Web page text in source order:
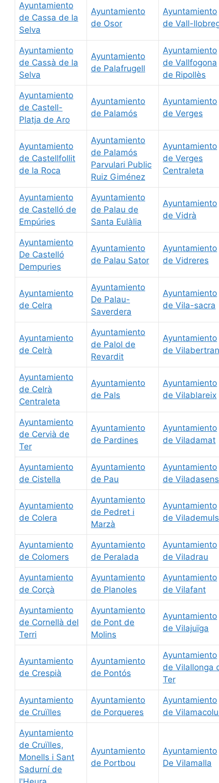
Ayuntamiento
de Cassa de la
Selva
Ayuntamiento
de Osor
Ayuntamiento
de Vall-
Ayuntamiento
de Cassà de la
Selva
Ayuntamiento
de Palafrugell
Ayuntamiento
de Vallfogona
de Ripollès
Ayuntamiento
de Castell-
Platja de Aro
Ayuntamiento
de Palamós
Ayuntamiento
de Verges
Ayuntamiento
de Castellfollit
de la Roca
Ayuntamiento
de Palamós
Parvulari Public
Ruiz Giménez
Ayuntamiento
de Verges
Centraleta
Ayuntamiento
de Castelló de
Empúries
Ayuntamiento
de Palau de
Santa Eulàlia
Ayuntamiento
de Vidrà
Ayuntamiento
De Castelló
Dempuries
Ayuntamiento
de Palau Sator
Ayuntamiento
de Vidreres
Ayuntamiento
de Celra
Ayuntamiento
De Palau-
Saverdera
Ayuntamiento
de Vila-sacra
Ayuntamiento
de Celrà
Ayuntamiento
de Palol de
Revardit
Ayuntamiento
de Vilabertran
Ayuntamiento
de Celrà
Centraleta
Ayuntamiento
de Pals
Ayuntamiento
de Vilablareix
Ayuntamiento
de Cervià de
Ter
Ayuntamiento
de Pardines
Ayuntamiento
de Viladamat
Ayuntamiento
de Cistella
Ayuntamiento
de Pau
Ayuntamiento
de Viladasens
Ayuntamiento
de Colera
Ayuntamiento
de Pedret i
Marzà
Ayuntamiento
de Vilademuls
Ayuntamiento
de Colomers
Ayuntamiento
de Peralada
Ayuntamiento
de Viladrau
Ayuntamiento
de Corçà
Ayuntamiento
de Planoles
Ayuntamiento
de Vilafant
Ayuntamiento
de Cornellà del
Terri
Ayuntamiento
de Pont de
Molins
Ayuntamiento
de Vilajuïga
Ayuntamiento
de Crespià
Ayuntamiento
de Pontós
Ayuntamiento
de Vilallonga
Ter
Ayuntamiento
de Cruïlles
Ayuntamiento
de Porqueres
Ayuntamiento
de
Ayuntamiento
de Cruïlles,
Monells i Sant
Sadurní de
Ayuntamiento
de Portbou
Ayuntamiento
De Vilamalla